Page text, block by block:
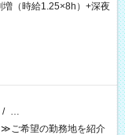
（時給1.25×8h）+深夜
/ …
ご希望の勤務地を紹介